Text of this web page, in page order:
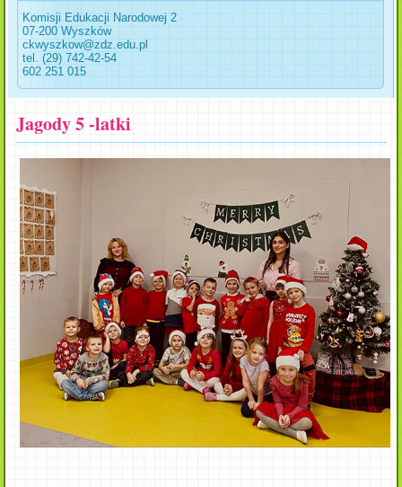
Komisji Edukacji Narodowej 2
07-200 Wyszków
ckwyszkow@zdz.edu.pl
tel. (29) 742-42-54
602 251 015
Jagody 5 -latki